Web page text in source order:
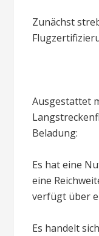
Zunächst
Ausgestattet
Beladung:
Es hat eine
eine
verfügt über
Es handelt